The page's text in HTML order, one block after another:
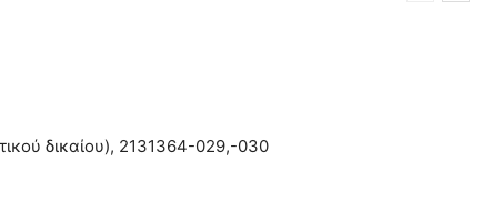
δικαίου), 2131364-029,-030